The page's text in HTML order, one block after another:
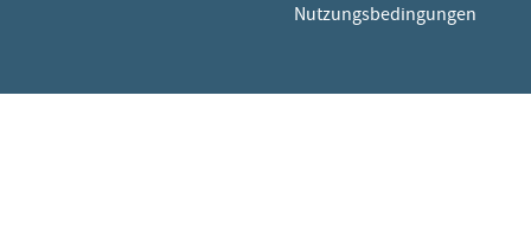
Nutzungsbedingungen